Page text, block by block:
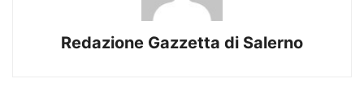
Redazione Gazzetta di Salerno